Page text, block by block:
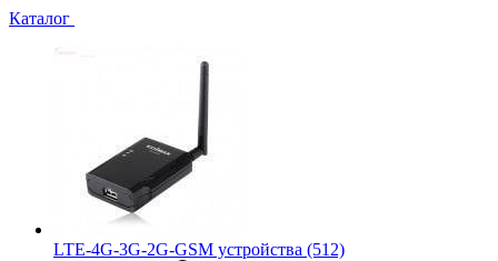
Каталог
LTE-4G-3G-2G-GSM устройства (512)